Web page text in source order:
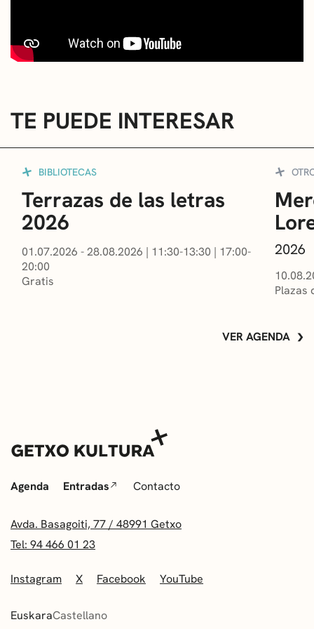
TE PUEDE INTERESAR
BIBLIOTECAS
Terrazas de las letras
2026
01.07.2026 - 28.08.2026 | 11:30-13:30 | 17:00-
20:00
Gratis
2026
Plazas
VER AGENDA
Agenda Entradas Contacto
Avda. Basagoiti, 77 / 48991 Getxo
Tel: 94 466 01 23
Instagram X Facebook YouTube
EuskaraCastellano